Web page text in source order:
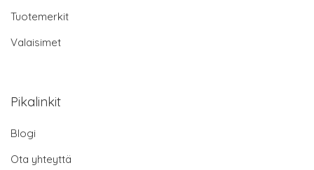
Tuotemerkit
Valaisimet
Pikalinkit
Blogi
Ota yhteyttä